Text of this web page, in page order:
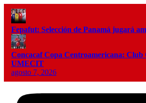
Fepafut: Selección de Panamá jugará
Concacaf Copa Centroamericana: Club
UMECIT
agosto 7, 2026